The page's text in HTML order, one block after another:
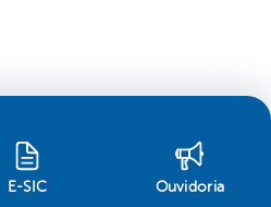
E-SIC Ouvidoria